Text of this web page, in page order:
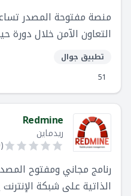
منصة مفتوحة المصدر
التعاون الآمن خلال دورة
تطبيق جوال
51
Redmine
ريدماين
(
رنامج مجاني ومفتوح
الذاتية على شبكة